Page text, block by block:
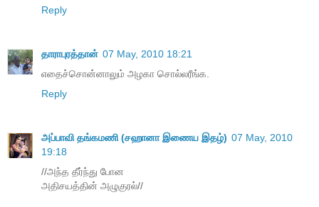
Reply
தாராபுரத்தான் 07 May, 2010 18:21
எதைச்சொன்னாலும் அழகா சொல்லரீங்க.
Reply
அப்பாவி தங்கமணி (சஹானா இணைய இதழ்) 07 May, 2010
19:18
//அந்த தீர்ந்து போன
அதிசயத்தின் அழுகுரல்//